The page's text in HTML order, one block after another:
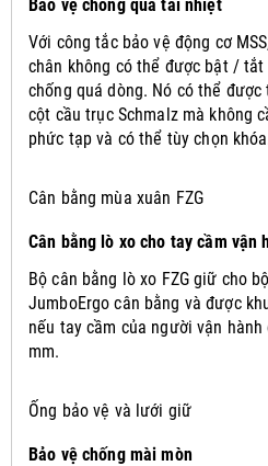
Bảo vệ chống quá tải nhiệt
Với công tắc bảo vệ động cơ
chân không có thể được bật / tắt
chống quá dòng. Nó có thể được
cột cầu trục Schmalz mà không
phức tạp và có thể tùy chọn
Cân bằng mùa xuân FZG
Cân bằng lò xo cho tay cầm vận
Bộ cân bằng lò xo FZG giữ cho
JumboErgo cân bằng và được
nếu tay cầm của người vận hành
mm.
Ống bảo vệ và lưới giữ
Bảo vệ chống mài mòn